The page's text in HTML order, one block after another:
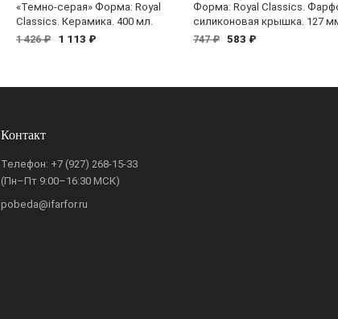
«Темно-серая» Форма: Royal
Classics. Керамика. 400 мл.
1 426 ₽
1 113 ₽
Форма: Royal Classics.
силиконовая крышка. 127
747 ₽ 583 ₽
Контакт
Телефон: +7 (927) 268-15-33
(Пн–Пт 9:00–16:30 МСК)
pobeda@ifarfor.ru